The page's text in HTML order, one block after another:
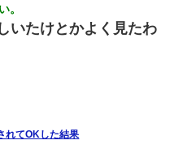
声も聞こえてきたので気になっ
下敷きになってた
。
いたけとかよく見たわ
れてOKした結果